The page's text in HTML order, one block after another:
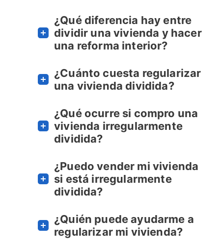
¿Qué diferencia hay entre
dividir una vivienda y hacer
una reforma interior?
¿Cuánto cuesta regularizar
una vivienda dividida?
¿Qué ocurre si compro una
vivienda irregularmente
dividida?
¿Puedo vender mi vivienda
si está irregularmente
dividida?
¿Quién puede ayudarme a
regularizar mi vivienda?